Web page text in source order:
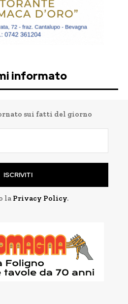
informato
sui fatti del giorno
ISCRIVITI
la Privacy Policy.